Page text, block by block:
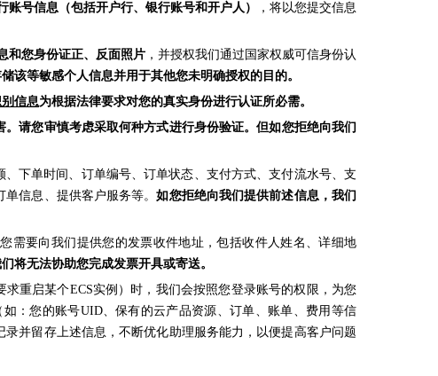
账号信息（包括开户行、银行账号和开户人）
，将以您提交信息
和您身份证正、反面照片，并授权我们通过国家权威可信身份认
该等敏感个人信息并用于其他您未明确授权的目的。
信息为根据法律要求对您的真实身份进行认证所必需。
请您审慎考虑采取何种方式进行身份验证。但如您拒绝向我们
下单时间、订单编号、订单状态、支付方式、支付流水号、支
单信息、提供客户服务等。如您拒绝向我们提供前述信息，我们
需要向我们提供您的发票收件地址，包括收件人姓名、详细地
将无法协助您完成发票开具或寄送。
重启某个ECS实例）时，我们会按照您登录账号的权限，为您
：您的账号UID、保有的云产品资源、订单、账单、费用等信
并留存上述信息，不断优化助理服务能力，以便提高客户问题